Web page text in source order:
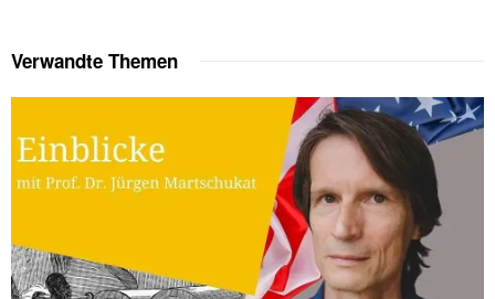
Verwandte Themen